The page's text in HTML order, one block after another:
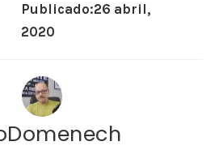
Publicado:26 abril,
2020